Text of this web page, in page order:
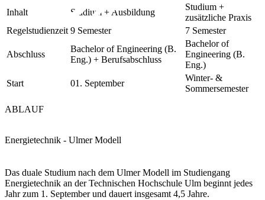
Inhalt
Studium + Ausbildung
Studium +
zusätzliche Praxis
Regelstudienzeit 9 Semester 7 Semester
Abschluss
Bachelor of Engineering (B.
Eng.) + Berufsabschluss
Bachelor of
Engineering (B.
Eng.)
Start
01. September
Winter- &
Sommersemester
ABLAUF
Energietechnik - Ulmer Modell
Das duale Studium nach dem Ulmer Modell im Studiengang
Energietechnik an der Technischen Hochschule Ulm beginnt jedes
Jahr zum 1. September und dauert insgesamt 4,5 Jahre.